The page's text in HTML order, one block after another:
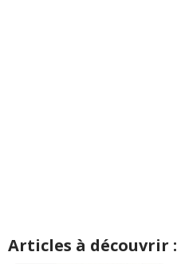
Articles à découvrir :